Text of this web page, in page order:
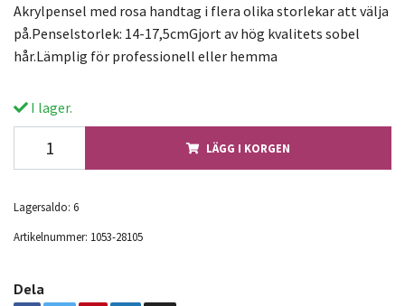
Akrylpensel med rosa handtag i flera olika storlekar att välja
på.Penselstorlek: 14-17,5cmGjort av hög kvalitets sobel
hår.Lämplig för professionell eller hemma
I lager.
LÄGG I KORGEN
Lagersaldo: 6
Artikelnummer: 1053-28105
Dela